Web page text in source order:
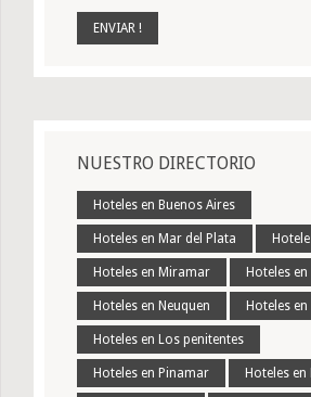
NUESTRO DIRECTORIO
Hoteles en Buenos Aires
Hoteles en Mar del Plata
Hoteles en Miramar Hoteles
Hoteles en Neuquen Hoteles
Hoteles en Los penitentes
Hoteles en Pinamar Hoteles